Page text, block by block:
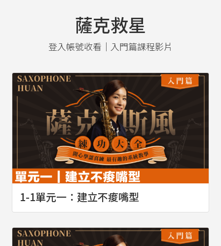
薩克救星
登入帳號收看｜入門篇課程影片
1-1單元一：建立不痠嘴型